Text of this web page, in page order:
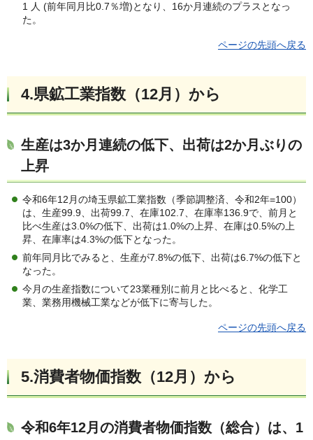
1 人 (前年同月比0.7％増)となり、16か月連続のプラスとなっ
た。
ページの先頭へ戻る
4.県鉱工業指数（12月） から
生産は3か月連続の低下、出荷は2か月ぶりの
上昇
令和6年12月の埼玉県鉱工業指数（季節調整済、令和2年=100）
は、生産99.9、出荷99.7、在庫102.7、在庫率136.9で、前月と
比べ生産は3.0%の低下、出荷は1.0%の上昇、在庫は0.5%の上
昇、在庫率は4.3%の低下となった。
前年同月比でみると、生産が7.8%の低下、出荷は6.7%の低下と
なった。
今月の生産指数について23業種別に前月と比べると、化学工
業、業務用機械工業などが低下に寄与した。
ページの先頭へ戻る
5.消費者物価指数（12月） から
令和6年12月の消費者物価指数（総合）は、1